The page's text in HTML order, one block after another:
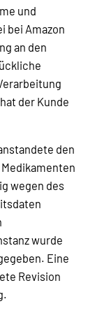
und
bei Amazon
an den
der Kunde
den
wegen des
wurde
Eine
Revision